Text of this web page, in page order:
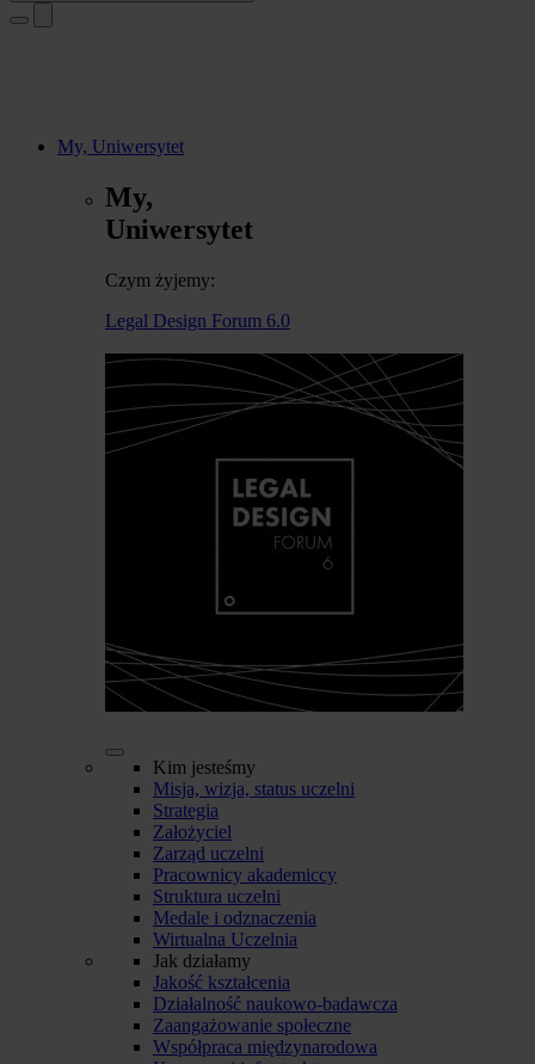
My, Uniwersytet
My,
Uniwersytet
Czym żyjemy:
Legal Design Forum 6.0
Kim jesteśmy
Misja, wizja, status uczelni
Strategia
Założyciel
Zarząd uczelni
Pracownicy akademiccy
Struktura uczelni
Medale i odznaczenia
Wirtualna Uczelnia
Jak działamy
Jakość kształcenia
Działalność naukowo-badawcza
Zaangażowanie społeczne
Współpraca międzynarodowa